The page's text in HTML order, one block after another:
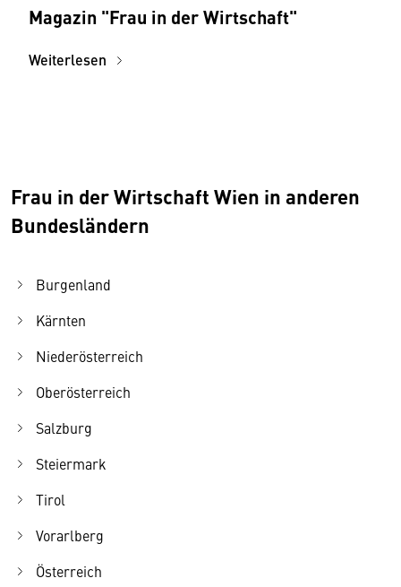
Magazin "Frau in der Wirtschaft"
Weiterlesen
Frau in der Wirtschaft Wien in anderen
Bundesländern
Burgenland
Kärnten
Niederösterreich
Oberösterreich
Salzburg
Steiermark
Tirol
Vorarlberg
Österreich